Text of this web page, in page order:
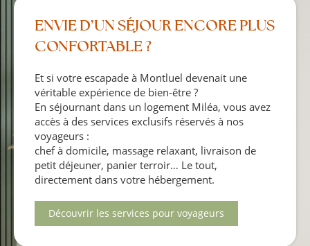
ENVIE D’UN SÉJOUR ENCORE PLUS
CONFORTABLE ?
Et si votre escapade à Montluel devenait une
véritable expérience de bien-être ?
En séjournant dans un logement Miléa, vous avez
accès à des services exclusifs réservés à nos
voyageurs :
chef à domicile, massage relaxant, livraison de
petit déjeuner, panier terroir… Le tout,
directement dans votre hébergement.
Découvrir les services pour voyageurs